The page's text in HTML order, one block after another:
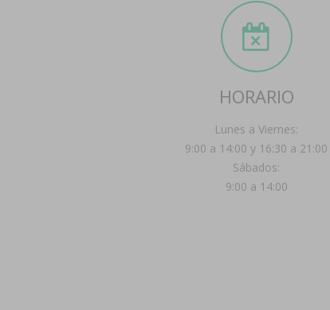
HORARIO
Lunes a Viernes:
9:00 a 14:00 y 16:30 a 21:00
Sábados:
9:00 a 14:00